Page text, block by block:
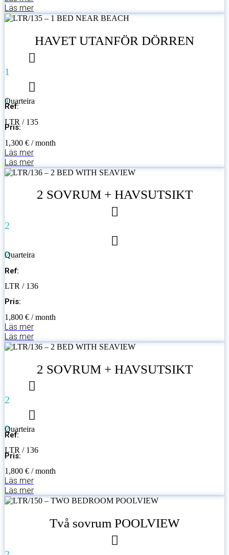
Läs mer
HAVET UTANFÖR DÖRREN
1
1
Quarteira
Ref:
LTR / 135
Pris:
1,300 € / month
Läs mer
Läs mer
2 SOVRUM + HAVSUTSIKT
2
2
Quarteira
Ref:
LTR / 136
Pris:
1,800 € / month
Läs mer
Läs mer
2 SOVRUM + HAVSUTSIKT
2
2
Quarteira
Ref:
LTR / 136
Pris:
1,800 € / month
Läs mer
Läs mer
Två sovrum POOLVIEW